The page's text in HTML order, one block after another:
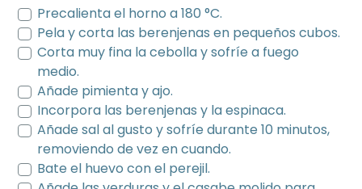
Precalienta el horno a 180 °C.
Pela y corta las berenjenas en pequeños cubos.
Corta muy fina la cebolla y sofríe a fuego
medio.
Añade pimienta y ajo.
Incorpora las berenjenas y la espinaca.
Añade sal al gusto y sofríe durante 10 minutos,
removiendo de vez en cuando.
Bate el huevo con el perejil.